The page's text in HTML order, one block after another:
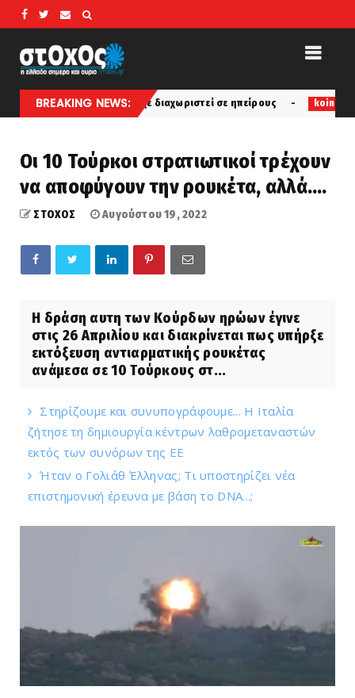
BREAKING NEWS:
αν η γη δεν είχε διαχωριστεί σε ηπείρους koinonia
Οι 10 Τούρκοι στρατιωτικοί τρέχουν
να αποφύγουν την ρουκέτα, αλλά….
ΣΤΟΧΟΣ Αυγούστου 19, 2022
Η δράση αυτη των Κούρδων ηρώων έγινε
στις 26 Απριλίου και διακρίνεται πως υπήρξε
εκτόξευση αντιαρματικής ρουκέτας
ανάμεσα σε 10 Τούρκους στ...
Στηρίζουμε και συνυπογράφουμε... Η Ιταλία
ζήτησε τη δημιουργία κέντρων λαθρομεταναστών
εκτός των συνόρων της ΕΕ
Ήταν ο Γολιάθ Έλληνας; Τι υποστηρίζει νέα
επιστημονική έρευνα με βάση το DNA...;